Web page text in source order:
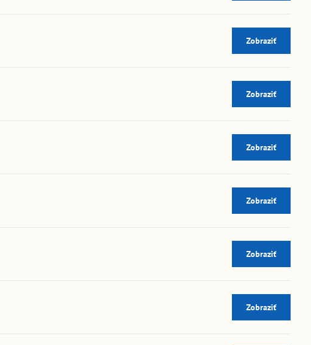
Zobraziť
Zobraziť
Zobraziť
Zobraziť
Zobraziť
Zobraziť